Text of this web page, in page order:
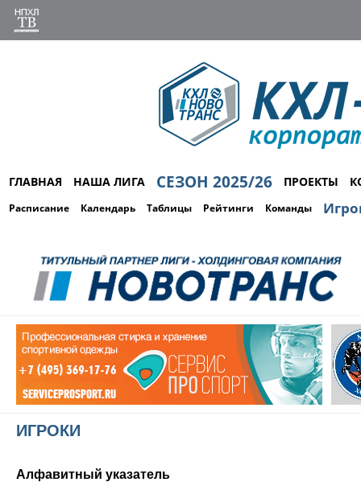
ГЛАВНАЯ НАША ЛИГА СЕЗОН 2025/26 ПРОЕКТЫ
Расписание Календарь Таблицы Рейтинги Команды
ИГРОКИ
Алфавитный указатель